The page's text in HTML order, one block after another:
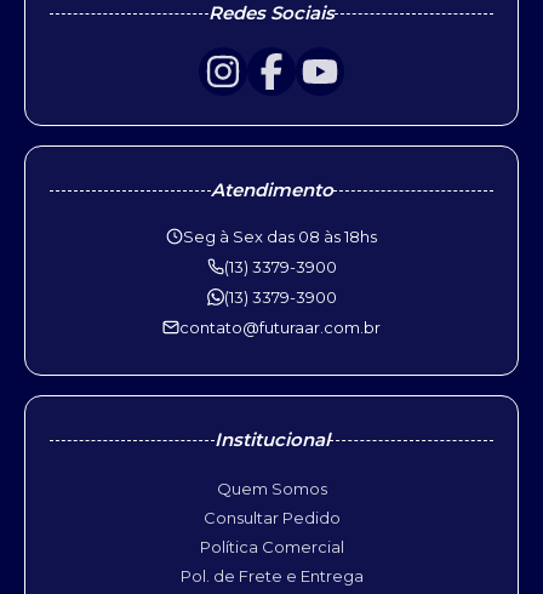
Redes Sociais
Atendimento
Seg à Sex das 08 às 18hs
(13) 3379-3900
(13) 3379-3900
contato@futuraar.com.br
Institucional
Quem Somos
Consultar Pedido
Política Comercial
Pol. de Frete e Entrega